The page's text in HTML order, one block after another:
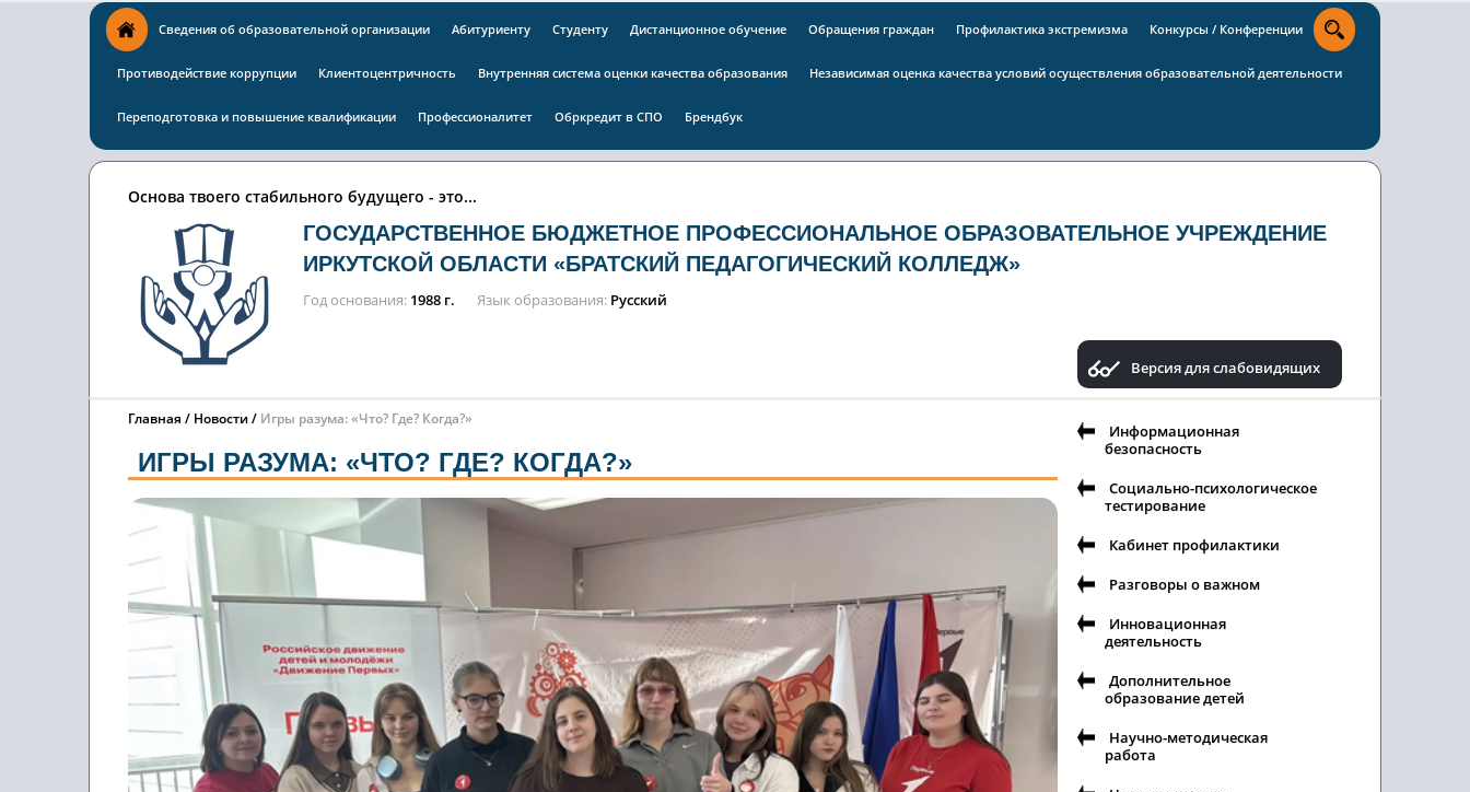
Сведения об образовательной организации Абитуриенту Студенту Дистанционное обучение Обращения граждан Профилактика экстремизма Конкурсы / Конференции
Противодействие коррупции Клиентоцентричность Внутренняя система оценки качества образования Независимая оценка качества условий осуществления образовательной деятельности
Переподготовка и повышение квалификации Профессионалитет Обркредит в СПО Брендбук
Основа твоего стабильного будущего - это...
ГОСУДАРСТВЕННОЕ БЮДЖЕТНОЕ ПРОФЕССИОНАЛЬНОЕ ОБРАЗОВАТЕЛЬНОЕ УЧРЕЖДЕНИЕ
ИРКУТСКОЙ ОБЛАСТИ «БРАТСКИЙ ПЕДАГОГИЧЕСКИЙ КОЛЛЕДЖ»
Год основания 1988 г. Язык образования Русский
Версия для слабовидящих
Главная Новости Игры разума: «Что? Где? Когда?»
ИГРЫ РАЗУМА: «ЧТО? ГДЕ? КОГДА?»
Информационная
безопасность
Социально-психологическое
тестирование
Кабинет профилактики
Разговоры о важном
Инновационная
деятельность
Дополнительное
образование детей
Научно-методическая
работа